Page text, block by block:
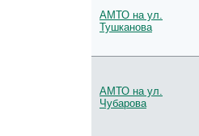
АМТО на ул.
Тушканова
АМТО на ул.
Чубарова